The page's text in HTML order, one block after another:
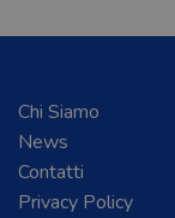
Chi Siamo
News
Contatti
Privacy Policy